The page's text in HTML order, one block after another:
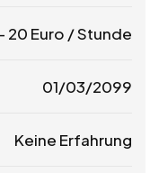
- 20 Euro / Stunde
01/03/2099
Keine Erfahrung